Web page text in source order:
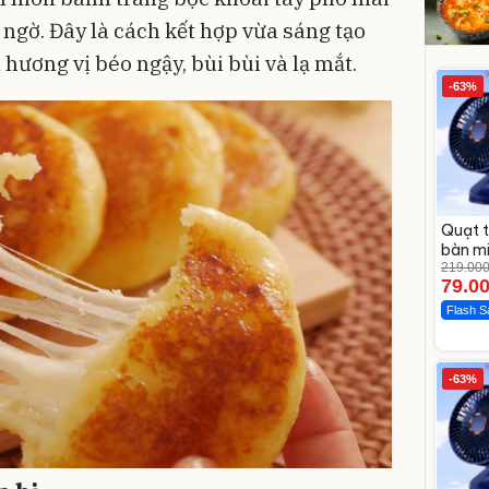
Đây là cách kết hợp vừa sáng tạo
vị béo ngậy, bùi bùi và lạ mắt.
-63%
Quạt
bàn
219.000
Flash
-63%